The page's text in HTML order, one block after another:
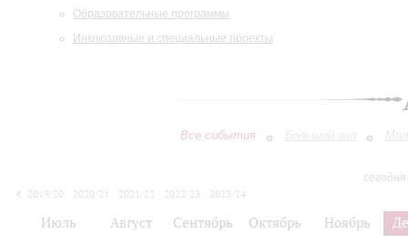
Образовательные программы
Инклюзивные и специальные проекты
Все события Большой зал
2019/20
2020/21 2021/22 2022/23
2023/24
Июль Август Сентябрь Октябрь Ноябрь